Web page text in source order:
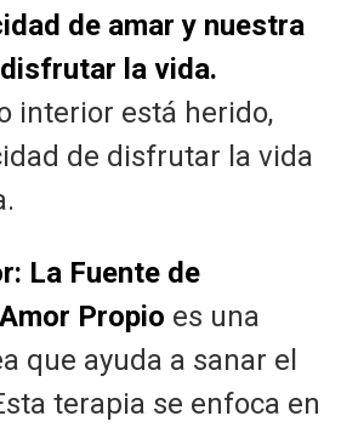
de amar y nuestra
la vida.
interior está herido,
de disfrutar la vida
La Fuente de
Propio es una
que ayuda a sanar el
terapia se enfoca en